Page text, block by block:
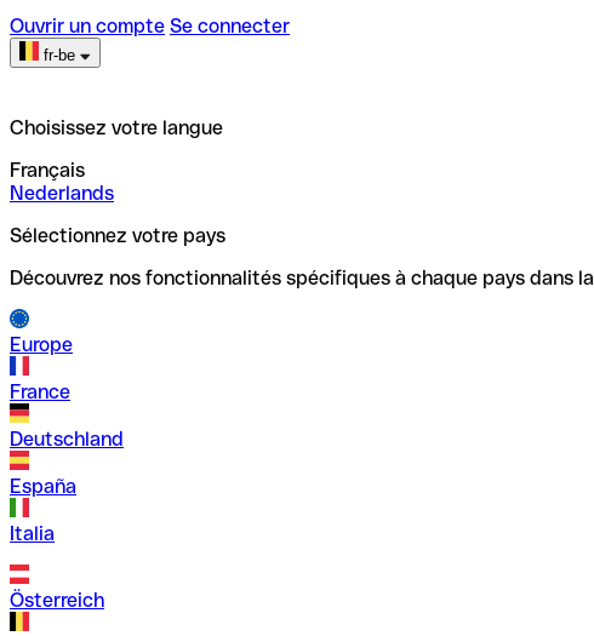
Ouvrir un compte Se connecter
fr-be
Choisissez votre langue
Français
Nederlands
Sélectionnez votre pays
Découvrez nos fonctionnalités spécifiques à chaque pays dans
Europe
France
Deutschland
España
Italia
Österreich